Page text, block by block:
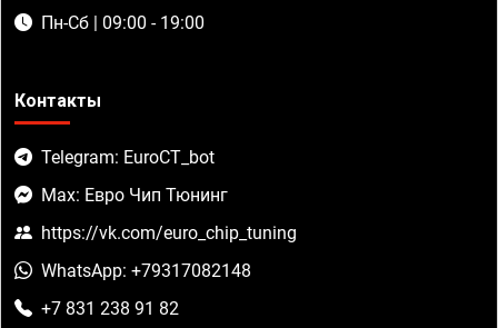
Пн-Сб | 09:00 - 19:00
Контакты
Telegram: EuroCT_bot
Max: Евро Чип Тюнинг
https://vk.com/euro_chip_tuning
WhatsApp: +79317082148
+7 831 238 91 82